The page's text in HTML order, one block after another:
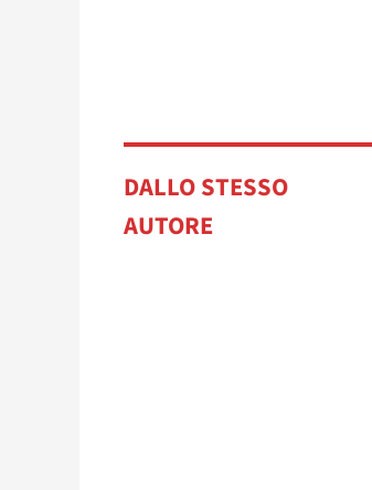
DALLO STESSO
AUTORE